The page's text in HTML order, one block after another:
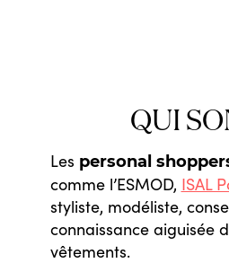
QUI
Les personal
comme l’ESMOD, ISAL
styliste, modéliste,
connaissance aiguisée
vêtements.